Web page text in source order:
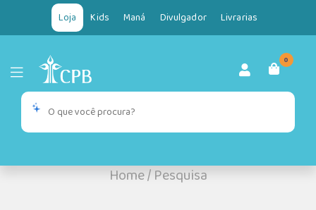
Loja Kids Maná Divulgador Livrarias
0
Home/Pesquisa